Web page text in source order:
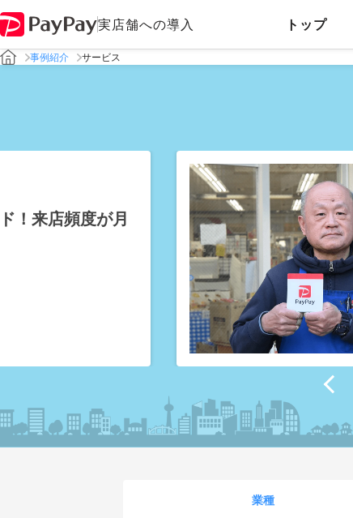
実店舗への導入 トップ
事例紹介 サービス
！来店頻度が月
業種